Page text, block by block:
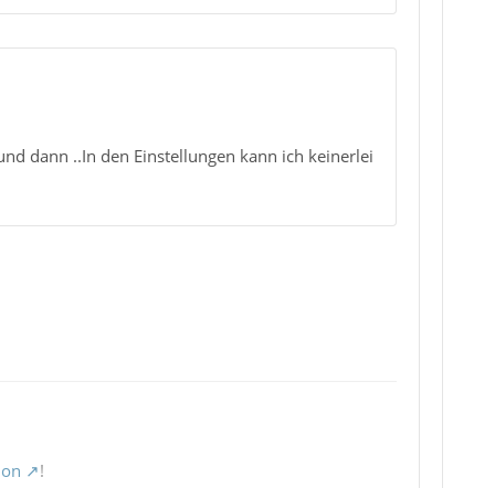
dann ..In den Einstellungen kann ich keinerlei
!